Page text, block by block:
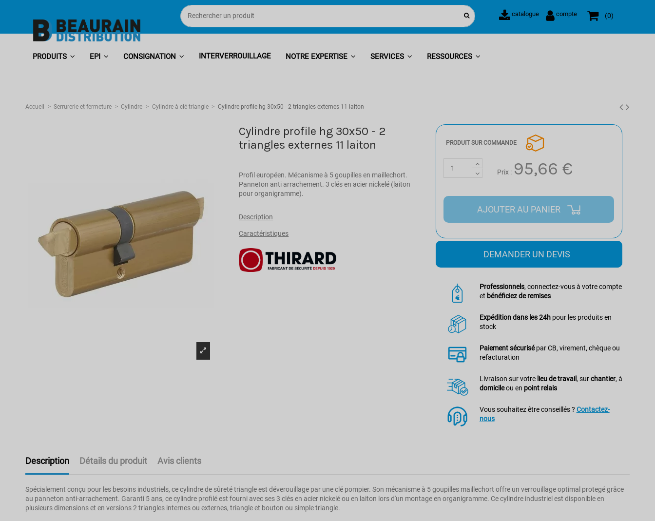
0
compte
catalogue
PRODUITS EPI CONSIGNATION INTERVERROUILLAGE NOTRE EXPERTISE SERVICES RESSOURCES
Accueil Serrurerie et fermeture Cylindre Cylindre à clé triangle Cylindre profile hg 30x50 - 2 triangles externes 11 laiton
Cylindre profile hg 30x50 - 2
triangles externes 11 laiton
Profil européen. Mécanisme à 5 goupilles en maillechort.
Panneton anti arrachement. 3 clés en acier nickelé (laiton
pour organigramme).
Description
Caractéristiques
PRODUIT SUR COMMANDE
Prix : 95,66 €
AJOUTER AU PANIER
DEMANDER UN DEVIS
Professionnels, connectez-vous à votre compte
et bénéficiez de remises
Expédition dans les 24h pour les produits en
stock
Paiement sécurisépar CB, virement, chèque ou
refacturation
Livraison sur votre lieu de travail , surchantier, à
domicileou en point relais
Vous souhaitez être conseillés ? Contactez-
nous
Description Détails du produit Avis clients
Spécialement conçu pour les besoins industriels, ce cylindre de sûreté triangle est déverouillage par une clé pompier. Son mécanisme à 5 goupilles maillechort offre un verrouillage optimal protegé grâce
au panneton anti-arrachement. Garanti 5 ans, ce cylindre profilé est fourni avec ses 3 clés en acier nickelé ou en laiton lors d'un montage en organigramme. Ce cylindre industriel est disponible en
plusieurs dimensions et en versions 2 triangles internes ou externes, triangle et bouton ou simple triangle.